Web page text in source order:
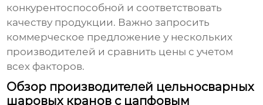
конкурентоспособной и соответствовать
качеству продукции. Важно запросить
коммерческое предложение у нескольких
производителей и сравнить цены с учетом
всех факторов.
Обзор производителей цельносварных
шаровых кранов с цапфовым